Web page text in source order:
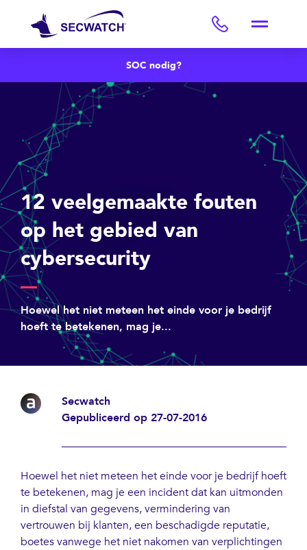
SOC nodig?
12 veelgemaakte fouten
op het gebied van
cybersecurity
Hoewel het niet meteen het einde voor je bedrijf
hoeft te betekenen, mag je...
Secwatch
Gepubliceerd op 27-07-2016
Hoewel het niet meteen het einde voor je bedrijf hoeft
te betekenen, mag je een incident dat kan uitmonden
in diefstal van gegevens, vermindering van
vertrouwen bij klanten, een beschadigde reputatie,
boetes vanwege het niet nakomen van verplichtingen